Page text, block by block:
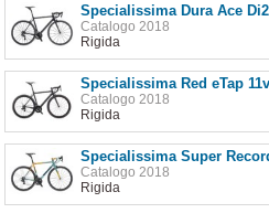
Specialissima Dura Ace
Catalogo 2018
Rigida
Specialissima Red eTap
Catalogo 2018
Rigida
Specialissima Super
Catalogo 2018
Rigida